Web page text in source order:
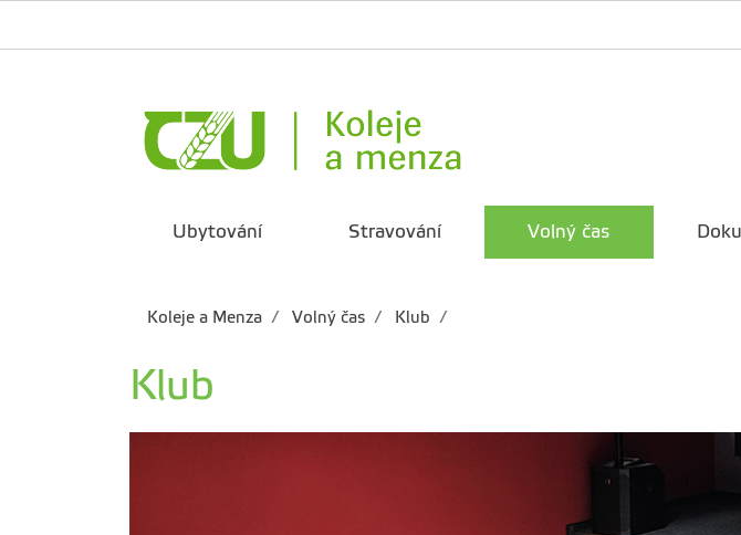
Ubytování Stravování Volný čas
Koleje a Menza Volný čas Klub
Klub